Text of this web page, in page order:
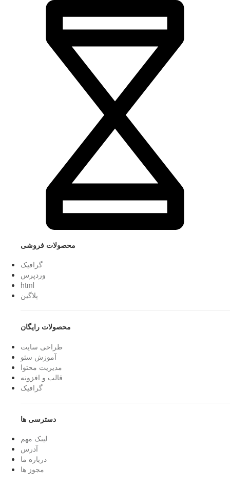
محصولات فروشی
گرافیک
وردپرس
html
پلاگین
محصولات رایگان
طراحی سایت
آموزش سئو
مدیریت محتوا
قالب و افزونه
گرافیک
دسترسی ها
لینک مهم
آدرس
درباره ما
مجوز ها